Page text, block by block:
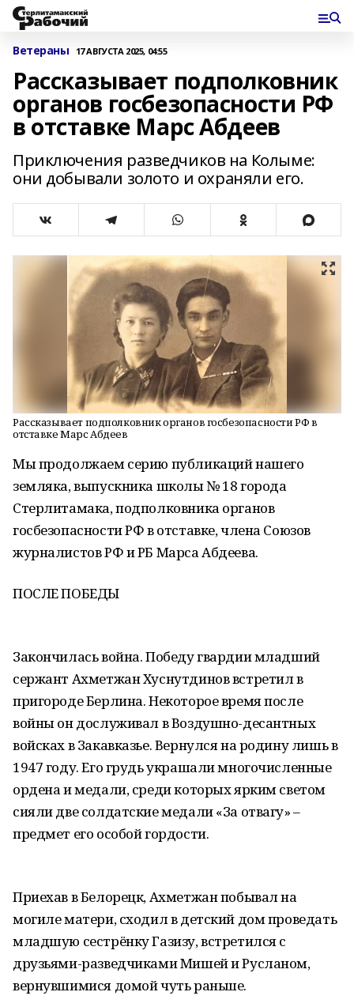
Ветераны 17 АВГУСТА 2025, 04:55
Рассказывает подполковник
органов госбезопасности РФ
в отставке Марс Абдеев
Приключения разведчиков на Колыме:
они добывали золото и охраняли его.
Рассказывает подполковник органов госбезопасности РФ в
отставке Марс Абдеев
Мы продолжаем серию публикаций нашего
земляка, выпускника школы № 18 города
Стерлитамака, подполковника органов
госбезопасности РФ в отставке, члена Союзов
журналистов РФ и РБ Марса Абдеева.
ПОСЛЕ ПОБЕДЫ
Закончилась война. Победу гвардии младший
сержант Ахметжан Хуснутдинов встретил в
пригороде Берлина. Некоторое время после
войны он дослуживал в Воздушно-десантных
войсках в Закавказье. Вернулся на родину лишь в
1947 году. Его грудь украшали многочисленные
ордена и медали, среди которых ярким светом
сияли две солдатские медали «За отвагу» –
предмет его особой гордости.
Приехав в Белорецк, Ахметжан побывал на
могиле матери, сходил в детский дом проведать
младшую сестрёнку Газизу, встретился с
друзьями-разведчиками Мишей и Русланом,
вернувшимися домой чуть раньше.